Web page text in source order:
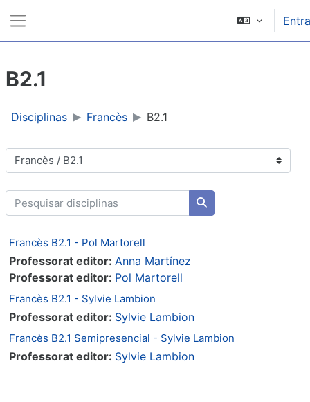
B2.1
Disciplinas Francès B2.1
Categorias de disciplinas
Pesquisar disciplinas
Pesquisar disciplinas
Francès B2.1 - Pol Martorell
Professorat editor: Anna Martínez
Professorat editor: Pol Martorell
Francès B2.1 - Sylvie Lambion
Professorat editor: Sylvie Lambion
Francès B2.1 Semipresencial - Sylvie Lambion
Professorat editor: Sylvie Lambion